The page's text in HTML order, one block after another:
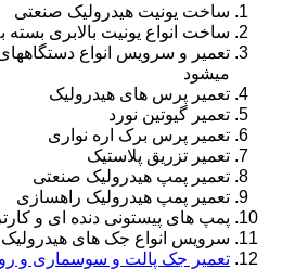
ساخت یونیت هیدرولیک صنعتی
ساخت انواع یونیت بالابری بسته
تعمیر و سرویس انواع
میشود
تعمیر پرس های هیدرولیک
تعمیر گیوتین نورد
تعمیر پرس برک اره نواری
تعمیر تزریق پلاستیک
تعمیر پمپ هیدرولیک صنعتی
تعمیر پمپ هیدرولیک راهسازی
پمپ های پیستونی دنده ای و
سرویس انواع جک های
تعمیر جک پالت و سوسماری و